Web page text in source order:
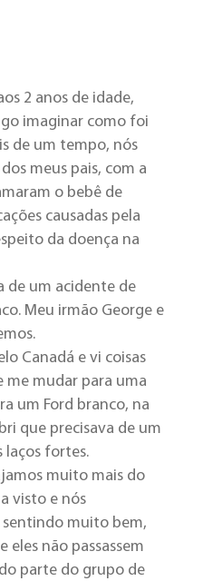
2 anos de idade,
imaginar como foi
de um tempo, nós
meus pais, com a
o bebê de
causadas pela
da doença na
de um acidente de
Meu irmão George e
Canadá e vi coisas
me mudar para uma
um Ford branco, na
que precisava de um
laços fortes.
muito mais do
visto e nós
sentindo muito bem,
eles não passassem
parte do grupo de